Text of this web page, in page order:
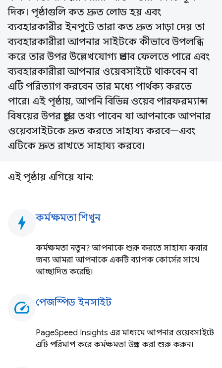
দিক। পৃষ্ঠাগুলি কত দ্রুত লোড হয় এবং
ব্যবহারকারীর ইনপুটে তারা কত দ্রুত সাড়া দেয় তা
ব্যবহারকারীরা আপনার সাইটকে কীভাবে উপলব্ধি
করে তার উপর উল্লেখযোগ্য প্রভাব ফেলতে পারে এবং
ব্যবহারকারীরা আপনার ওয়েবসাইটে থাকবেন বা
এটি পরিত্যাগ করবেন তার মধ্যে পার্থক্য করতে
পারে৷ এই পৃষ্ঠায়, আপনি বিভিন্ন ওয়েব পারফরম্যান্স
বিষয়ের উপর প্রচুর তথ্য পাবেন যা আপনাকে আপনার
ওয়েবসাইটকে দ্রুত করতে সাহায্য করবে—এবং
এটিকে দ্রুত রাখতে সাহায্য করবে।
এই পৃষ্ঠায় এগিয়ে যান:
bolt কর্মক্ষমতা শিখুন
কর্মক্ষমতা নতুন? আপনাকে শুরু করতে সাহায্য করার
জন্য আমরা আপনাকে একটি ব্যাপক কোর্সের সাথে
আচ্ছাদিত করেছি।
speed পেজস্পিড ইনসাইট
PageSpeed ​​Insights এর মাধ্যমে আপনার ওয়েবসাইটে
এটি পরিমাপ করে কর্মক্ষমতা উন্নত করা শুরু করুন।